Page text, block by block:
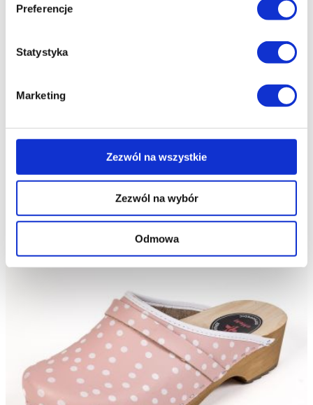
Preferencje
Statystyka
Marketing
Zezwól na wszystkie
Zezwól na wybór
Odmowa
Polmar® eMeM Drewniaki chodaki ortopedyczne
154.98zł